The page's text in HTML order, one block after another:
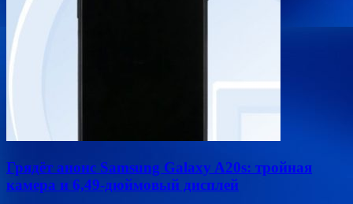
Грядёт анонс Samsung Galaxy A20s: тройная
камера и 6,49-дюймовый дисплей